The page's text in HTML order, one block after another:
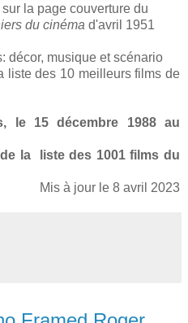
la page couverture du
du cinéma d'avril 1951
décor, musique et scénario
liste des 10 meilleurs films de
le 15 décembre 1988 au
la liste des 1001 films du
Mis à jour le 8 avril 2023